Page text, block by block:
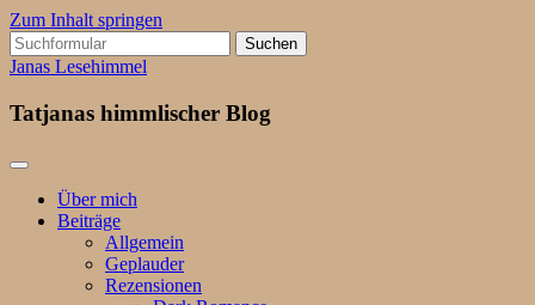
Zum Inhalt springen
Suchen
nach:
Janas Lesehimmel
Tatjanas himmlischer Blog
Über mich
Beiträge
Allgemein
Geplauder
Rezensionen